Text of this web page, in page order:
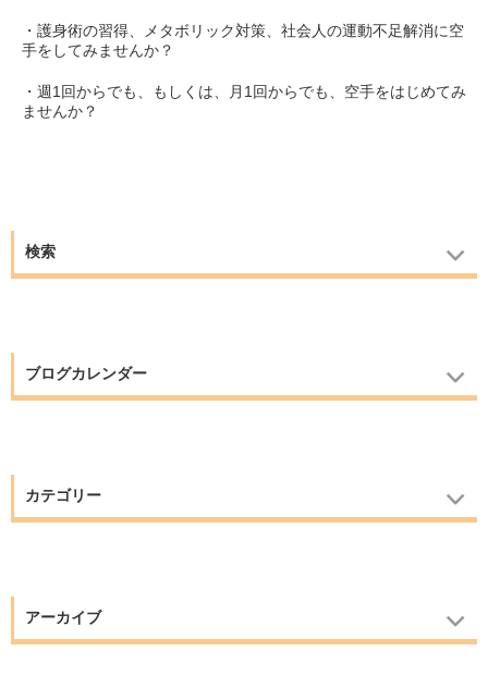
・護身術の習得、メタボリック対策、社会人の運動不足解消に空
手をしてみませんか？
・週1回からでも、もしくは、月1回からでも、空手をはじめてみ
ませんか？
検索
ブログカレンダー
カテゴリー
アーカイブ